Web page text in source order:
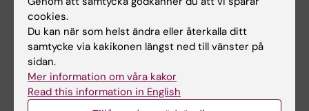
3956
The effects of strontium-substituted
bioactive glasses on osteoblasts and
osteoclastsin vitro
Gentleman E; Fredholm YC; Jell G;
cookies.
Du kan när som helst ändra eller återkalla ditt
samtycke via kakikonen längst ned till vänster på
sidan.
Mer information om våra kakor
Read this information in English